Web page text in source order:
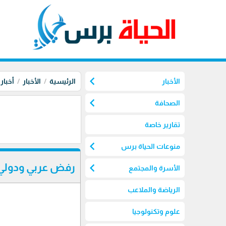
الأخبار chevron_left
الصحافة chevron_left
تقارير خاصة
منوعات الحياة برس chevron_left
الأسرة والمجتمع chevron_left
الرياضة والملاعب
علوم وتكنولوجيا
الرئيسية الأخبار أخبار
رفض عربي